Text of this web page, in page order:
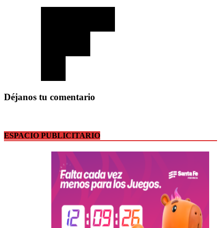
Déjanos tu comentario
ESPACIO PUBLICITARIO